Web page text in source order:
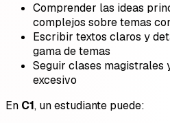
Comprender las ideas
complejos sobre temas
Escribir textos claros y
gama de temas
Seguir clases magistrales
excesivo
En C1, un estudiante puede: